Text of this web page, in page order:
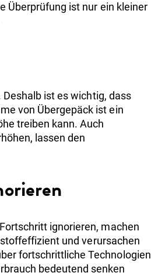
Überprüfung ist nur ein kleiner
ist es wichtig, dass
von Übergepäck ist ein
treiben kann. Auch
lassen den
ignorieren, machen
und verursachen
fortschrittliche Technologien
bedeutend senken